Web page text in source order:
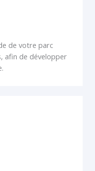
de votre parc
afin de développer